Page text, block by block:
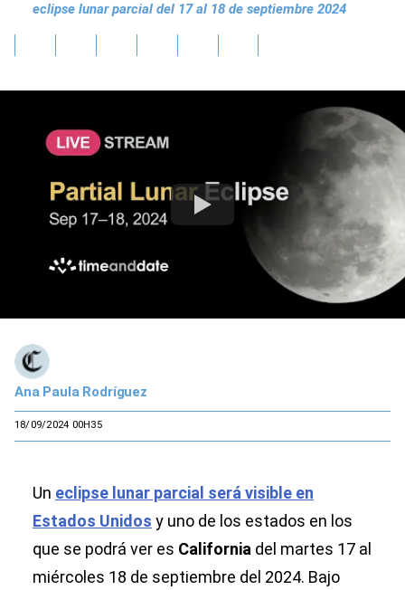
eclipse lunar parcial del 17 al 18 de septiembre 2024
Ana Paula Rodríguez
18/09/2024 00H35
Un eclipse lunar parcial será visible en
Estados Unidos y uno de los estados en los
que se podrá ver es California del martes 17 al
miércoles 18 de septiembre del 2024. Bajo